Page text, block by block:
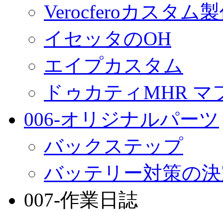
Verocferoカスタム
イセッタのOH
エイプカスタム
ドゥカティMHR マ
006-オリジナルパーツ
バックステップ
バッテリー対策の
007-作業日誌